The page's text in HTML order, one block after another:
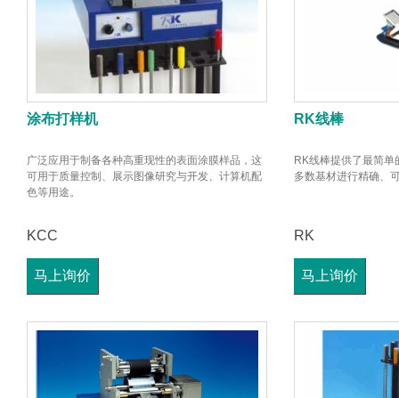
涂布打样机
广泛应用于制备各种高重现性的表面涂膜样品，这
可用于质量控制、展示图像研究与开发、计算机配
色等用途。
KCC
马上询价
RK线棒
RK线棒提供了最简
多数基材进行精确、
RK
马上询价